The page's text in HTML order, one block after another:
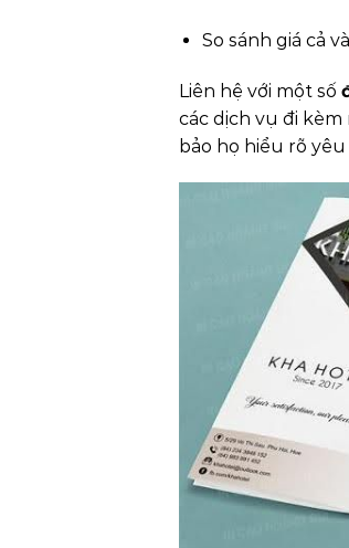
So sánh giá cả
Liên hệ với một số
các dịch vụ đi
bảo họ hiểu rõ